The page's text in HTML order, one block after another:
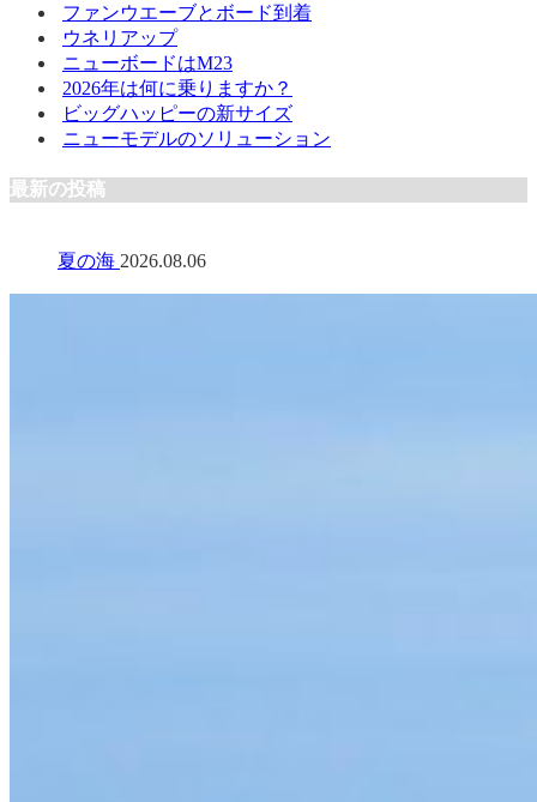
ファンウエーブとボード到着
ウネリアップ
ニューボードはM23
2026年は何に乗りますか？
ビッグハッピーの新サイズ
ニューモデルのソリューション
最新の投稿
夏の海 2026.08.06